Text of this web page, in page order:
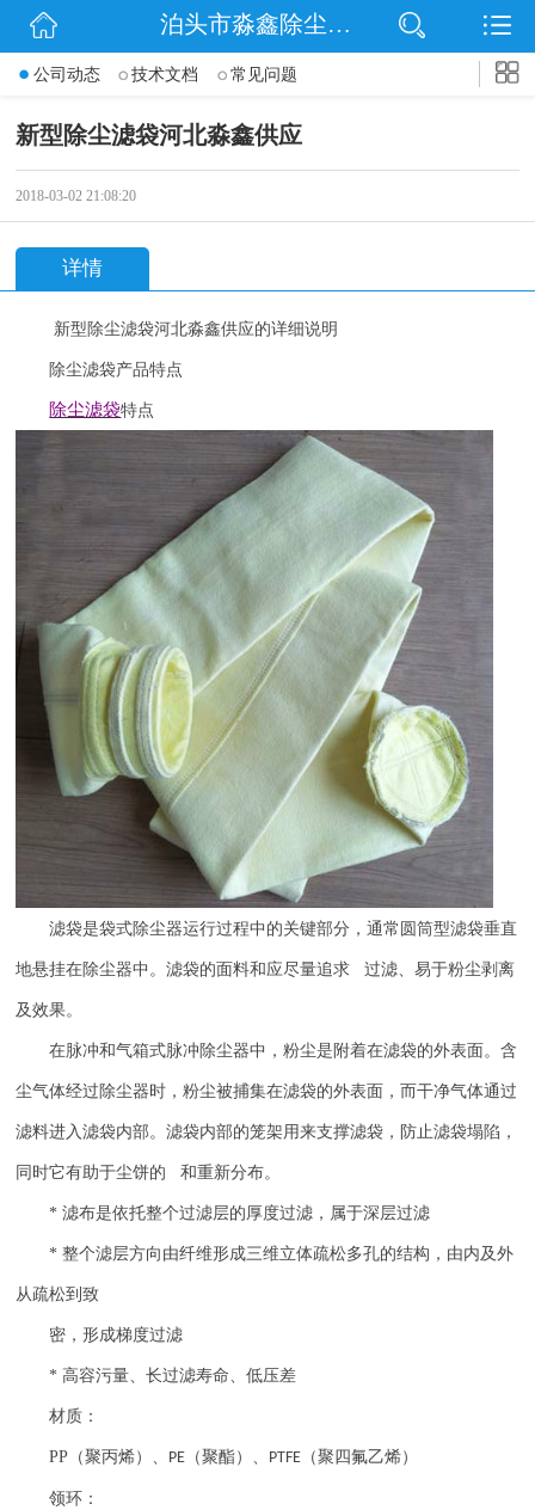
网站首页
泊头市淼鑫除尘配件销售处
公司动态 技术文档 常见问题
新型除尘滤袋河北淼鑫供应
2018-03-02 21:08:20
详情
新型除尘滤袋河北淼鑫供应的详细说明
除尘滤袋产品特点
除尘滤袋特点
滤袋是袋式除尘器运行过程中的关键部分，通常圆筒型滤袋垂直
地悬挂在除尘器中。滤袋的面料和应尽量追求 过滤、易于粉尘剥离
及效果。
在脉冲和气箱式脉冲除尘器中，粉尘是附着在滤袋的外表面。含
尘气体经过除尘器时，粉尘被捕集在滤袋的外表面，而干净气体通过
滤料进入滤袋内部。滤袋内部的笼架用来支撑滤袋，防止滤袋塌陷，
同时它有助于尘饼的 和重新分布。
*滤布是依托整个过滤层的厚度过滤，属于深层过滤
*整个滤层方向由纤维形成三维立体疏松多孔的结构，由内及外
从疏松到致
密，形成梯度过滤
* 高容污量、长过滤寿命、低压差
材质：
PP （聚丙烯）、 PE （聚酯）、 PTFE （聚四氟乙烯）
领环：